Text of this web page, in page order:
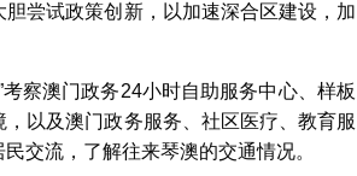
尝试政策创新，以加速深合区建设，加
察澳门政务24小时自助服务中心、样板
以及澳门政务服务、社区医疗、教育服
交流，了解往来琴澳的交通情况。